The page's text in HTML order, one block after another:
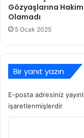
l
e
r
a
y
G
ö
z
p
e
m
Gözyaşlarına Hakim
Olamadı
5 Ocak 2025
Bir yanıt yazın
E-posta adresiniz
işaretlenmişlerdir